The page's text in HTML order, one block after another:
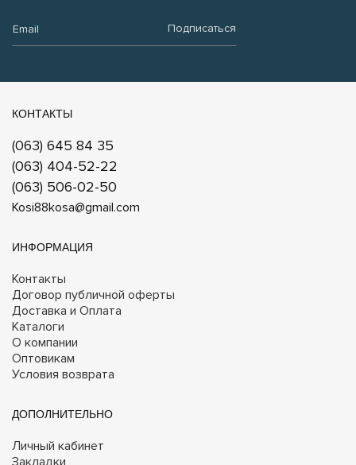
Подписаться
КОНТАКТЫ
(063) 645 84 35
(063) 404-52-22
(063) 506-02-50
Kosi88kosa@gmail.com
ИНФОРМАЦИЯ
Контакты
Договор публичной оферты
Доставка и Оплата
Каталоги
О компании
Оптовикам
Условия возврата
ДОПОЛНИТЕЛЬНО
Личный кабинет